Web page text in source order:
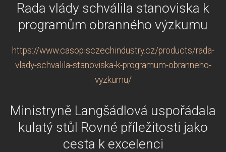
Rada vlády schválila stanoviska k
programům obranného výzkumu
https://www.casopisczechindustry.cz/products/rada-
vlady-schvalila-stanoviska-k-programum-obranneho-
vyzkumu/
Ministryně Langšádlová uspořádala
kulatý stůl Rovné příležitosti jako
cesta k excelenci